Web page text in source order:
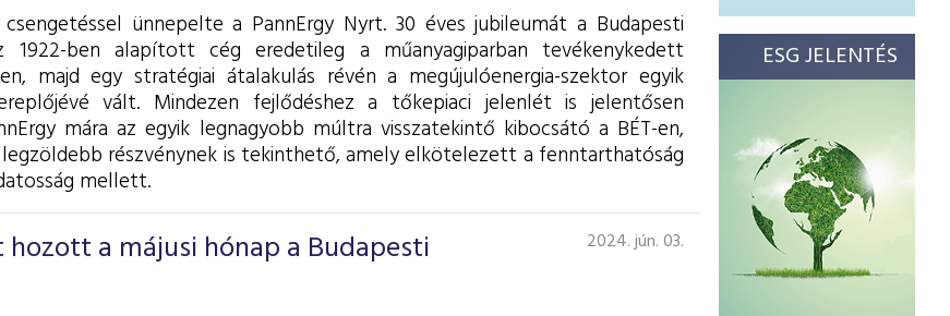
csengetéssel ünnepelte a PannErgy Nyrt. 30 éves jubileumát a Budapesti
1922-ben alapított cég eredetileg a műanyagiparban tevékenykedett
majd egy stratégiai átalakulás révén a megújulóenergia-szektor egyik
vált. Mindezen fejlődéshez a tőkepiaci jelenlét is jelentősen
mára az egyik legnagyobb múltra visszatekintő kibocsátó a BÉT-en,
részvénynek is tekinthető, amely elkötelezett a fenntarthatóság
mellett.
a májusi hónap a Budapesti
2024. jún. 03.
ESG JELENTÉS